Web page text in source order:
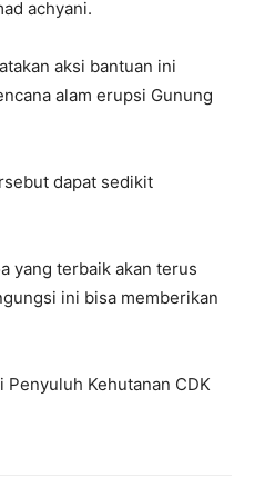
achyani.
aksi bantuan ini
alam erupsi Gunung
dapat sedikit
yang terbaik akan terus
ini bisa memberikan
Kehutanan CDK